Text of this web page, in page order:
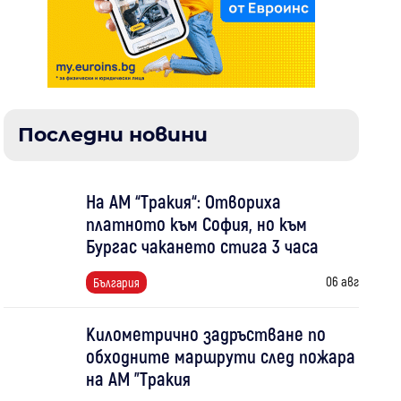
Последни новини
На АМ “Тракия“: Отвориха
платното към София, но към
Бургас чакането стига 3 часа
България 06 авг
Километрично задръстване по
обходните маршрути след пожара
на АМ "Тракия